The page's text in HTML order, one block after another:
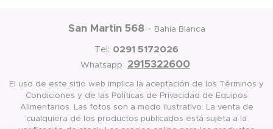
San Martin 568- Bahía Blanca
Tel: 0291 5172026
Whatsapp: 2915322600
El uso de este sitio web implica la aceptación de los Términos y
Condiciones y de las Políticas de Privacidad de Equipos
Alimentarios. Las fotos son a modo ilustrativo. La venta de
cualquiera de los productos publicados está sujeta a la